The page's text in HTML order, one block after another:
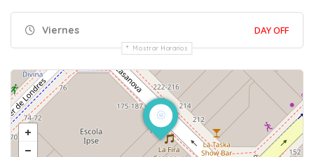
Viernes DAY OFF
Mostrar Horarios